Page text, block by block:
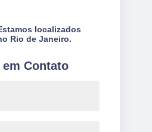
em Contato
localizados
Rio de Janeiro.